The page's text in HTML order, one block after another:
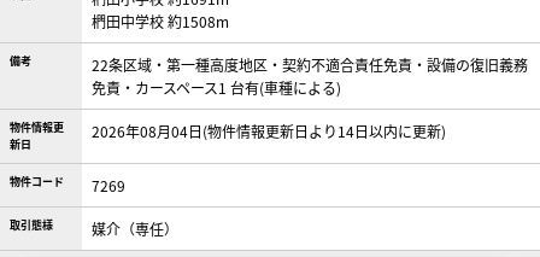
椚田中学校 約1508m
備考
22条区域・第一種高度地区・契約不適合責任免責・設備の復旧義務
免責・カースペース1 台有(車種による)
物件情報更
新日
2026年08月04日(物件情報更新日より14日以内に更新)
物件コード 7269
取引態様 媒介（専任）